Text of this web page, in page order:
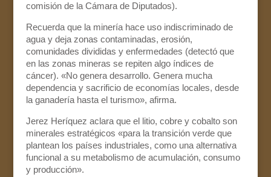
comisión de la Cámara de Diputados).
Recuerda que la minería hace uso indiscriminado de
agua y deja zonas contaminadas, erosión,
comunidades divididas y enfermedades (detectó que
en las zonas mineras se repiten algo índices de
cáncer). «No genera desarrollo. Genera mucha
dependencia y sacrificio de economías locales, desde
la ganadería hasta el turismo», afirma.
Jerez Heríquez aclara que el litio, cobre y cobalto son
minerales estratégicos «para la transición verde que
plantean los países industriales, como una alternativa
funcional a su metabolismo de acumulación, consumo
y producción».